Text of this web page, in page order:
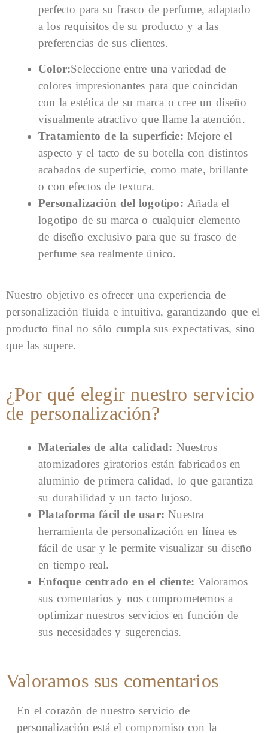
perfecto para su frasco de perfume, adaptado
a los requisitos de su producto y a las
preferencias de sus clientes.
Color:Seleccione entre una variedad de
colores impresionantes para que coincidan
con la estética de su marca o cree un diseño
visualmente atractivo que llame la atención.
Tratamiento de la superficie: Mejore el
aspecto y el tacto de su botella con distintos
acabados de superficie, como mate, brillante
o con efectos de textura.
Personalización del logotipo: Añada el
logotipo de su marca o cualquier elemento
de diseño exclusivo para que su frasco de
perfume sea realmente único.
Nuestro objetivo es ofrecer una experiencia de
personalización fluida e intuitiva, garantizando que el
producto final no sólo cumpla sus expectativas, sino
que las supere.
¿Por qué elegir nuestro servicio
de personalización?
Materiales de alta calidad: Nuestros
atomizadores giratorios están fabricados en
aluminio de primera calidad, lo que garantiza
su durabilidad y un tacto lujoso.
Plataforma fácil de usar: Nuestra
herramienta de personalización en línea es
fácil de usar y le permite visualizar su diseño
en tiempo real.
Enfoque centrado en el cliente: Valoramos
sus comentarios y nos comprometemos a
optimizar nuestros servicios en función de
sus necesidades y sugerencias.
Valoramos sus comentarios
En el corazón de nuestro servicio de
personalización está el compromiso con la